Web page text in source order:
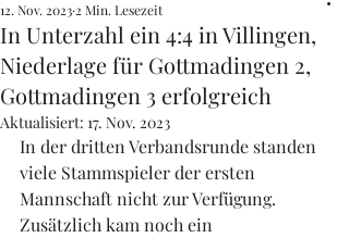
In Unterzahl ein 4:4 in Villingen,
Niederlage für Gottmadingen 2,
Gottmadingen 3 erfolgreich
12. Nov. 2023 2 Min. Lesezeit
Aktualisiert: 17. Nov. 2023
In der dritten Verbandsrunde standen
viele Stammspieler der ersten
Mannschaft nicht zur Verfügung.
Zusätzlich kam noch ein